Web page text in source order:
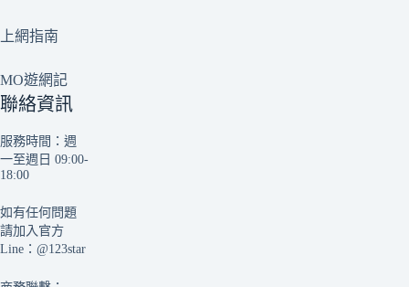
上網指南
MO遊網記
聯絡資訊
服務時間：週
一至週日 09:00-
18:00
如有任何問題
請加入官方
Line： @123star